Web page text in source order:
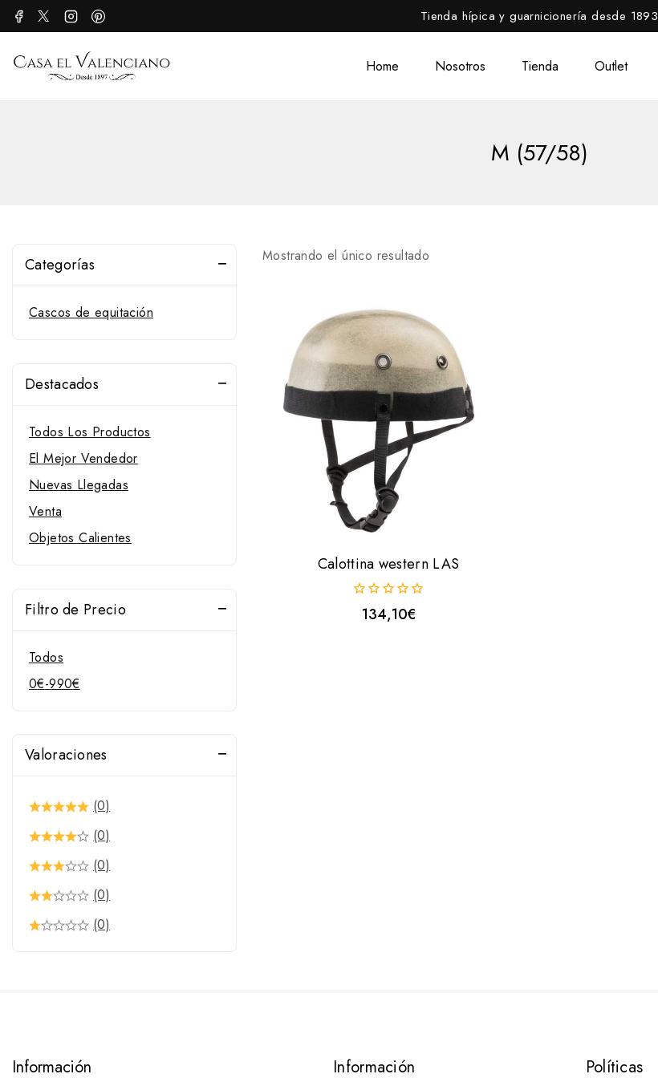
Tienda hípica y guarnicionería desde 1893
Home Nosotros Tienda Outlet
M (57/58)
Mostrando el único resultado
Calottina western LAS
fuera
134,10€
Categorías
Cascos de equitación
Destacados
Todos Los Productos
El Mejor Vendedor
Nuevas Llegadas
Venta
Objetos Calientes
Filtro de Precio
Todos
0€-990€
Valoraciones
(0)
(0)
(0)
(0)
(0)
Información Información Políticas